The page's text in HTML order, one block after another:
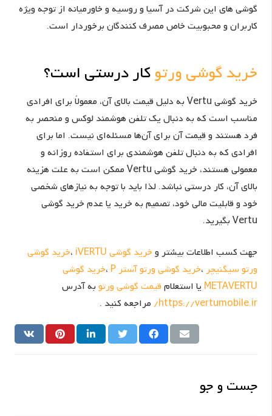
جست و جو
گوشی‌ های این شرکت در آسیا و روسیه و خاورمیانه از توجه ویژه
کاربران و محبوبیت خاص مصرف کنندگان برخوردار است.
خرید گوشی ورتوکار درستی است؟
خرید گوشی Vertu به دلیل قیمت بالای آن، معمولاً برای افرادی
مناسب است که به دنبال یک تلفن هوشمند لوکس و منحصر به
فرد هستند و قیمت آن برای آن‌ها مسئله‌ای نیست. اما برای
افرادی که به دنبال تلفن هوشمندی برای استفاده روزانه و
معمولی هستند، خرید گوشی Vertu ممکن است به علت هزینه
بالای آن، کار درستی نباشد. لذا باید با توجه به نیازهای شخصی
خود و قابلیت مالی خود، تصمیم به خرید یا عدم خرید گوشی
Vertu بگیرید.
جهت کسب اطلاعات بیشتر و خرید گوشی iVERTU ،خرید گوشی
ورتو سیگنیچر ،خرید گوشی ورتو آستر P ،خرید گوشی
METAVERTU یا استعلام قیمت گوشی ورتو به آدرس
https://vertumobile.ir/ مراجعه کنید .